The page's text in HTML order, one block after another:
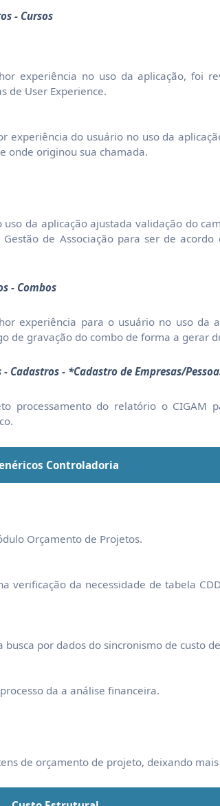
- Cursos
experiência no uso da aplicação, foi
de User Experience.
experiência do usuário no uso da
onde originou sua chamada.
da aplicação ajustada validação do
de Associação para ser de
- Combos
experiência para o usuário no uso da
de gravação do combo de forma a gerar
Cadastros - *Cadastro de Empresas/
processamento do relatório o CIGAM
Controladoria
Orçamento de Projetos.
verificação da necessidade de tabela
busca por dados do sincronismo de custo
da a análise financeira.
de orçamento de projeto, deixando